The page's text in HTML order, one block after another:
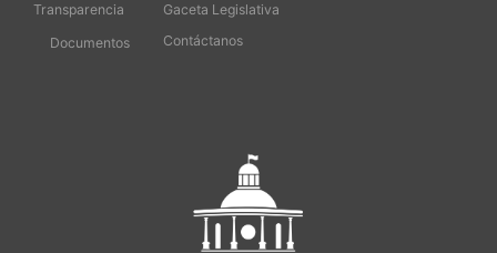
Transparencia
Documentos
Gaceta Legislativa
Contáctanos